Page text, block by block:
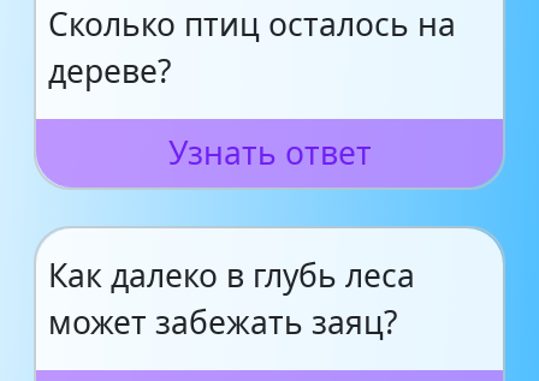
Сколько птиц осталось на
дереве?
Узнать ответ
Как далеко в глубь леса
может забежать заяц?